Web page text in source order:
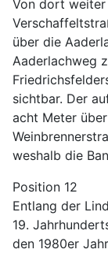
Von dort weiter
über die
Aaderlachweg
sichtbar. Der
acht Meter
weshalb die
Position 12
Entlang der
19.
den 1980er